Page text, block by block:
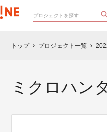
トップ chevron_right プロジェクト一覧 chevron_right
ミクロハン